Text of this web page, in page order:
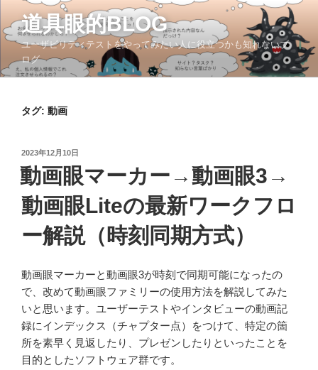
ン
テ
ツ
道具眼的BLOG
ユーザビリティテストをやってみたい人に役立つかも知れないブ
ログ
タグ: 動画
投
稿
日:
2023年12月10日
動画眼マーカー→動画眼3→
動画眼Liteの最新ワークフロ
ー解説（時刻同期方式）
動画眼マーカーと動画眼3が時刻で同期可能になったの
で、改めて動画眼ファミリーの使用方法を解説してみた
いと思います。ユーザーテストやインタビューの動画記
録にインデックス（チャプター点）をつけて、特定の箇
所を素早く見返したり、プレゼンしたりといったことを
目的としたソフトウェア群です。